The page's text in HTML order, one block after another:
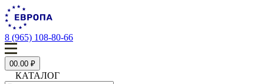
8 (965) 108-80-66
00.00 ₽
КАТАЛОГ